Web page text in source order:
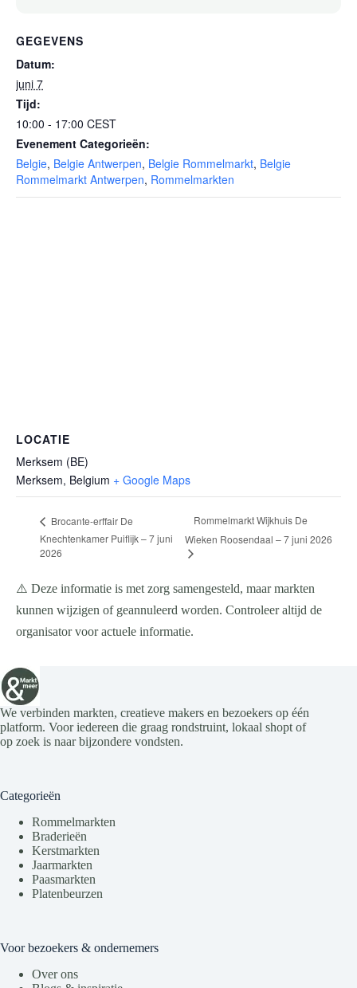
GEGEVENS
Datum:
juni 7
Tijd:
10:00 - 17:00 CEST
Evenement Categorieën:
Belgie, Belgie Antwerpen, Belgie Rommelmarkt, Belgie
Rommelmarkt Antwerpen, Rommelmarkten
LOCATIE
Merksem (BE)
Merksem, Belgium + Google Maps
Brocante-erffair De
Knechtenkamer Puiflijk – 7 juni
2026
Rommelmarkt Wijkhuis De
Wieken Roosendaal – 7 juni 2026
⚠️ Deze informatie is met zorg samengesteld, maar markten
kunnen wijzigen of geannuleerd worden. Controleer altijd de
organisator voor actuele informatie.
We verbinden markten, creatieve makers en bezoekers op één
platform. Voor iedereen die graag rondstruint, lokaal shopt of
op zoek is naar bijzondere vondsten.
Categorieën
Rommelmarkten
Braderieën
Kerstmarkten
Jaarmarkten
Paasmarkten
Platenbeurzen
Voor bezoekers & ondernemers
Over ons